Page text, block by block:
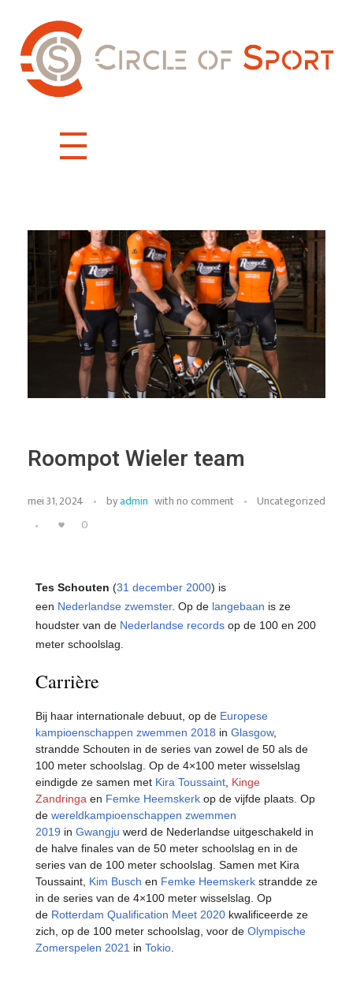
Roompot Wieler team
mei 31, 2024 byadmin withno comment
Uncategorized
0
Tes Schouten (31 december 2000) is
een Nederlandse zwemster. Op de langebaan is ze
houdster van de Nederlandse records op de 100 en 200
meter schoolslag.
Carrière
Bij haar internationale debuut, op de Europese
kampioenschappen zwemmen 2018 in Glasgow,
strandde Schouten in de series van zowel de 50 als de
100 meter schoolslag. Op de 4×100 meter wisselslag
eindigde ze samen met Kira Toussaint Kinge
Zandringa en Femke Heemskerk op de vijfde plaats. Op
de wereldkampioenschappen zwemmen
2019 in Gwangju werd de Nederlandse uitgeschakeld in
de halve finales van de 50 meter schoolslag en in de
series van de 100 meter schoolslag. Samen met Kira
Toussaint, Kim Busch en Femke Heemskerk strandde ze
in de series van de 4×100 meter wisselslag. Op
de Rotterdam Qualification Meet 2020 kwalificeerde ze
zich, op de 100 meter schoolslag, voor de Olympische
Zomerspelen 2021 in Tokio